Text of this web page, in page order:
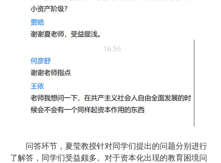
问答环节，夏莹教授针对同学们提出的问题分别进行
了解答，同学们受益颇多。对于资本化出现的教育困境问